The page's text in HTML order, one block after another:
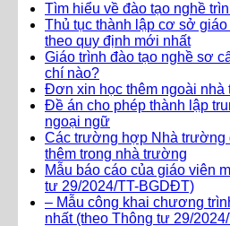
Tìm hiểu về đào tạo nghề
Thủ tục thành lập cơ sở
theo quy định mới nhất
Giáo trình đào tạo nghề sơ
chí nào?
Đơn xin học thêm ngoài nhà
Đề án cho phép thành lập
ngoại ngữ
Các trường hợp Nhà trường
thêm trong nhà trường
Mẫu báo cáo của giáo viên
tư 29/2024/TT-BGDĐT)
– Mẫu công khai chương
nhất (theo Thông tư 29/